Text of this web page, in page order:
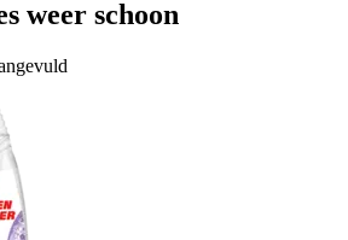
weer schoon